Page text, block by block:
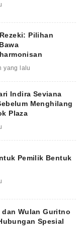
Pilihan
yang lalu
Indira Seviana
Menghilang
Plaza
Pemilik Bentuk
Wulan Guritno
Spesial